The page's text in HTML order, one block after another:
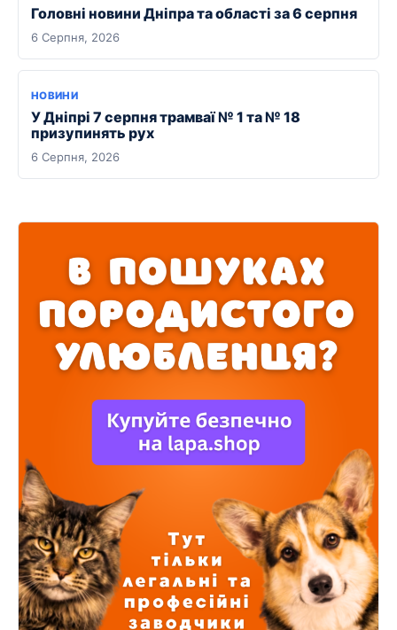
Головні новини Дніпра та області за 6 серпня
6 Серпня, 2026
НОВИНИ
У Дніпрі 7 серпня трамваї № 1 та № 18
призупинять рух
6 Серпня, 2026